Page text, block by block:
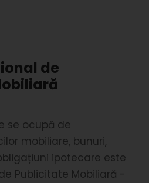
de
se ocupă de
mobiliare, bunuri,
ipotecare este
Publicitate Mobiliară -